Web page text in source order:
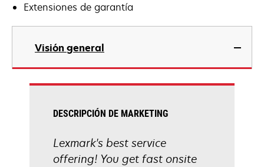
Extensiones de garantía
Visión general
DESCRIPCIÓN DE MARKETING
Lexmark's best service
offering! You get fast onsite